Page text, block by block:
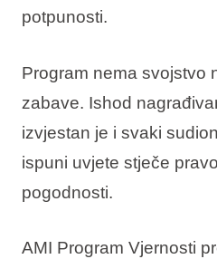
potpunosti.
Program nema svojstvo
zabave. Ishod
izvjestan je i svaki
ispuni uvjete stječe
pogodnosti.
AMI Program Vjernosti